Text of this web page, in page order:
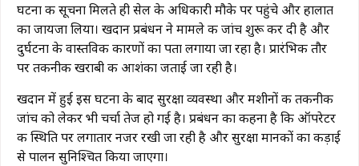
घटना की सूचना मिलते ही सेल के अधिकारी मौके पर पहुंचे और हालात
का जायजा लिया। खदान प्रबंधन ने मामले की जांच शुरू कर दी है और
दुर्घटना के वास्तविक कारणों का पता लगाया जा रहा है। प्रारंभिक तौर
पर तकनीकी खराबी की आशंका जताई जा रही है।
खदान में हुई इस घटना के बाद सुरक्षा व्यवस्था और मशीनों की तकनीकी
जांच को लेकर भी चर्चा तेज हो गई है। प्रबंधन का कहना है कि ऑपरेटर
की स्थिति पर लगातार नजर रखी जा रही है और सुरक्षा मानकों का कड़ाई
से पालन सुनिश्चित किया जाएगा।